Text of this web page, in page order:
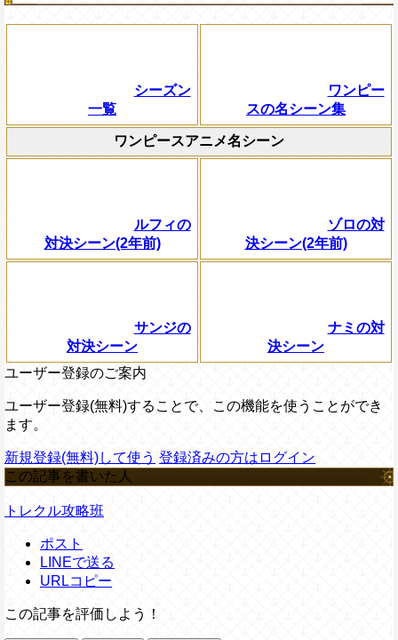
シーズン
一覧
ワンピー
スの名シーン集
ワンピースアニメ名シーン
ルフィの
対決シーン(2年前)
ゾロの対
決シーン(2年前)
サンジの
対決シーン
ナミの対
決シーン
ユーザー登録のご案内
ユーザー登録(無料)することで、この機能を使うことができ
ます。
新規登録(無料)して使う 登録済みの方はログイン
この記事を書いた人
トレクル攻略班
ポスト
LINEで送る
URLコピー
この記事を評価しよう！